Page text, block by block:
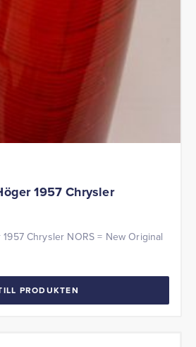
1957 Chrysler
Chrysler NORS = New Original
PRODUKTEN